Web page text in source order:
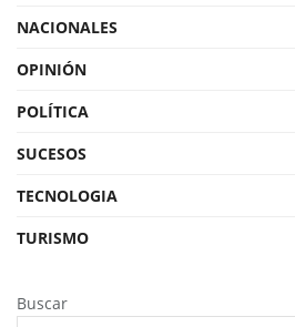
NACIONALES
OPINIÓN
POLÍTICA
SUCESOS
TECNOLOGIA
TURISMO
Buscar